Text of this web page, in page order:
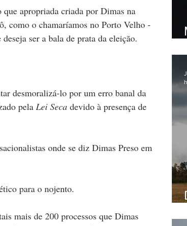
apropriada criada por Dimas na
como o chamaríamos no Porto Velho -
ser a bala de prata da eleição.
desmoralizá-lo por um erro banal da
pela Lei Seca devido à presença de
onde se diz Dimas Preso em
para o nojento.
mais de 200 processos que Dimas